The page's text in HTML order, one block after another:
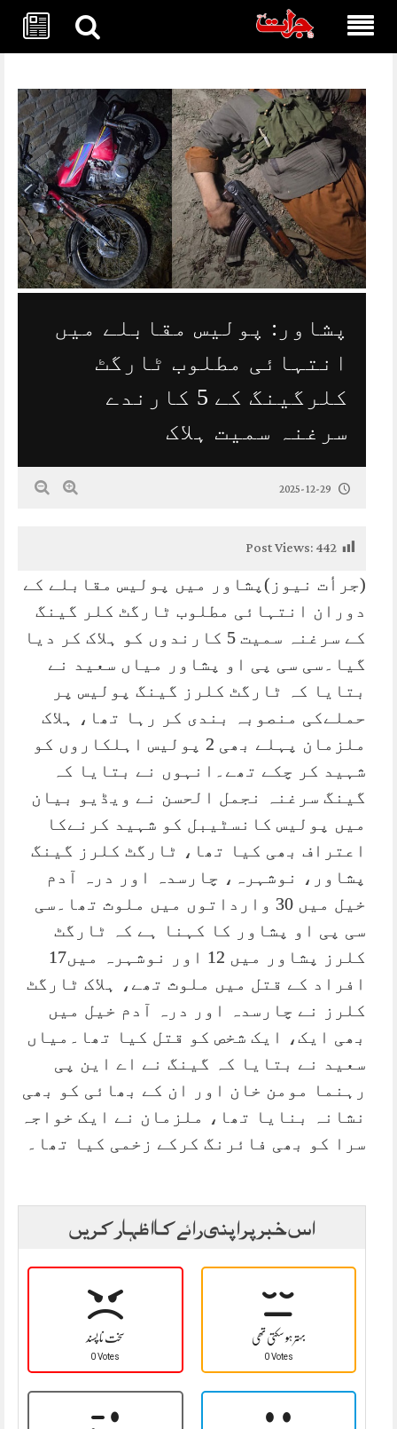
پشاور: پولیس مقابلے میں
انتہائی مطلوب ٹارگٹ
کلرگینگ کے 5 کارندے
سرغنہ سمیت ہلاک
2025-12-29
Post Views:442
(جرأت نیوز)پشاور میں پولیس مقابلے کے
دوران انتہائی مطلوب ٹارگٹ کلر گینگ
کے سرغنہ سمیت 5 کارندوں کو ہلاک کر دیا
گیا۔سی سی پی او پشاور میاں سعید نے
بتایا کہ ٹارگٹ کلرز گینگ پولیس پر
حملےکی منصوبہ بندی کر رہا تھا، ہلاک
ملزمان پہلے بھی 2 پولیس اہلکاروں کو
شہید کر چکے تھے۔انہوں نے بتایا کہ
گینگ سرغنہ نجمل الحسن نے ویڈیو بیان
میں پولیس کانسٹیبل کو شہید کرنےکا
اعتراف بھی کیا تھا، ٹارگٹ کلرز گینگ
پشاور، نوشہرہ، چارسدہ اور درہ آدم
خیل میں 30 وارداتوں میں ملوث تھا۔سی
سی پی او پشاور کا کہنا ہے کہ ٹارگٹ
کلرز پشاور میں 12 اور نوشہرہ میں17
افراد کے قتل میں ملوث تھے، ہلاک ٹارگٹ
کلرز نے چارسدہ اور درہ آدم خیل میں
بھی ایک، ایک شخص کو قتل کیا تھا۔میاں
سعید نے بتایا کہ گینگ نے اے این پی
رہنما مومن خان اور ان کے بھائی کو بھی
نشانہ بنایا تھا، ملزمان نے ایک خواجہ
سرا کو بھی فائرنگ کرکے زخمی کیا تھا۔
اس خبر پر اپنی رائے کا اظہار کریں
سخت نا پسند
0 Votes
بہتر ہو سکتی تھی
0 Votes